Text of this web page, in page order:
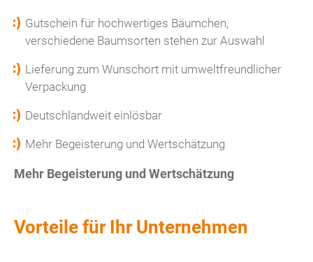
Gutschein für hochwertiges Bäumchen,
verschiedene Baumsorten stehen zur Auswahl
Lieferung zum Wunschort mit umweltfreundlicher
Verpackung
Deutschlandweit einlösbar
Mehr Begeisterung und Wertschätzung
Mehr Begeisterung und Wertschätzung
Vorteile für Ihr Unternehmen